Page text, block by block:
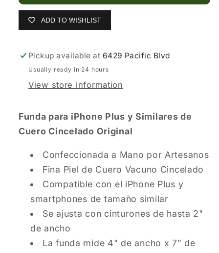
ADD TO WISHLIST
Pickup available at 6429 Pacific Blvd
Usually ready in 24 hours
View store information
Funda para iPhone Plus y Similares de
Cuero Cincelado Original
Confeccionada a Mano por Artesanos
Fina Piel de Cuero Vacuno Cincelado
Compatible con el iPhone Plus y
smartphones de tamaño similar
Se ajusta con cinturones de hasta 2"
de ancho
La funda mide 4" de ancho x 7" de